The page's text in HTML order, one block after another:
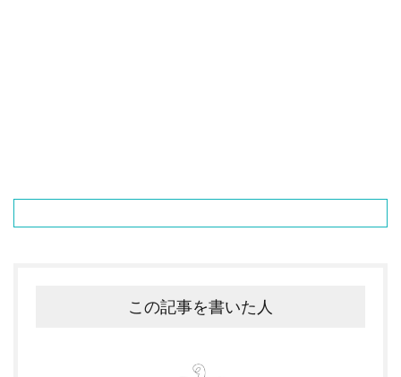
この記事を書いた人